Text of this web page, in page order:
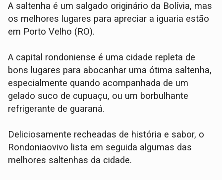
A saltenha é um salgado originário da Bolívia, mas
os melhores lugares para apreciar a iguaria estão
em Porto Velho (RO).
A capital rondoniense é uma cidade repleta de
bons lugares para abocanhar uma ótima saltenha,
especialmente quando acompanhada de um
gelado suco de cupuaçu, ou um borbulhante
refrigerante de guaraná.
Deliciosamente recheadas de história e sabor, o
Rondoniaovivo lista em seguida algumas das
melhores saltenhas da cidade.